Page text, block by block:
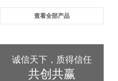
查看全部产品
诚信天下，质得信任
共创共赢